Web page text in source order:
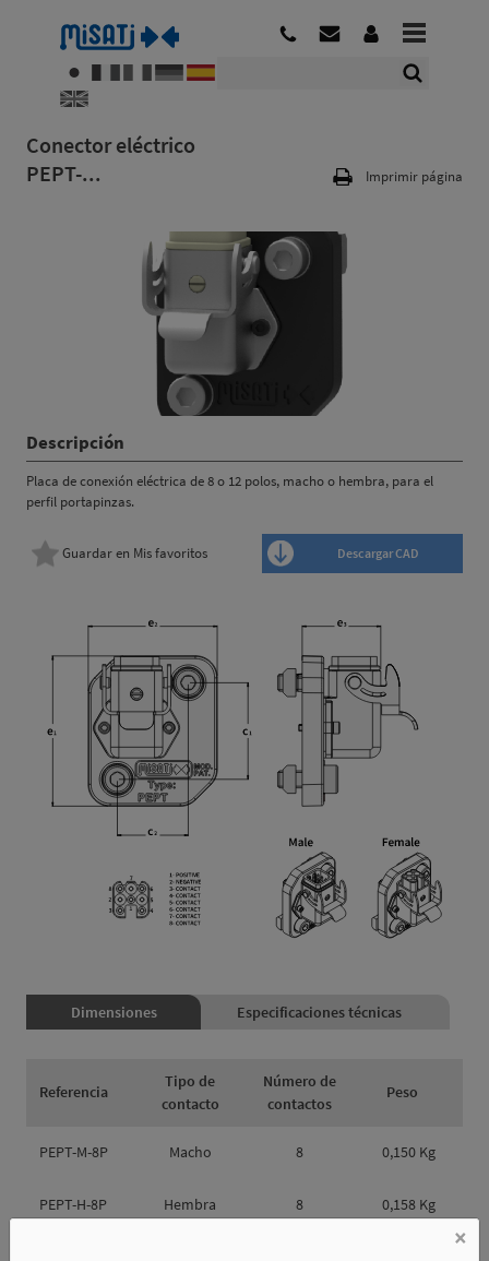
Conector eléctrico
PEPT-...
Imprimir página
Descripción
Placa de conexión eléctrica de 8 o 12 polos, macho o hembra, para el
perfil portapinzas.
Descargar CAD
Guardar en Mis favoritos
Dimensiones Especificaciones técnicas
Referencia
Tipo de
contacto
Número de
contactos
Peso
PEPT-M-8P Macho 8 0,150 Kg
PEPT-H-8P Hembra 8 0,158 Kg
×